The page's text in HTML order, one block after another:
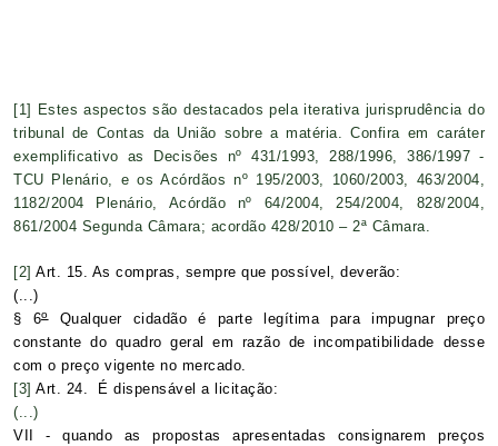
[1]
Estes aspectos são destacados pela iterativa jurisprudência do
tribunal de Contas da União sobre a matéria. Confira em caráter
exemplificativo as Decisões nº 431/1993, 288/1996, 386/1997 -
TCU Plenário, e os Acórdãos nº 195/2003, 1060/2003, 463/2004,
1182/2004 Plenário, Acórdão nº 64/2004, 254/2004, 828/2004,
861/2004 Segunda Câmara; acordão 428/2010 – 2ª Câmara.
[2] Art. 15. As compras, sempre que possível, deverão:
(...)
§ 6o
Qualquer cidadão é parte legítima para impugnar preço
constante do quadro geral em razão de incompatibilidade desse
com o preço vigente no mercado.
[3] Art. 24. É dispensável a licitação:
(...)
VII - quando as propostas apresentadas consignarem preços